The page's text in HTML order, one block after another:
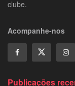
clube.
Acompanhe-nos
Publicações